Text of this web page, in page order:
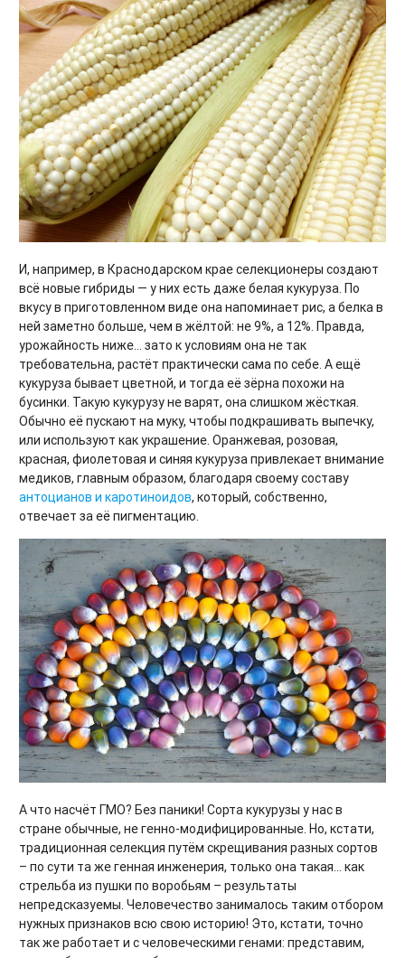
И, например, в Краснодарском крае селекционеры создают
всё новые гибриды — у них есть даже белая кукуруза. По
вкусу в приготовленном виде она напоминает рис, а белка в
ней заметно больше, чем в жёлтой: не 9%, а 12%. Правда,
урожайность ниже... зато к условиям она не так
требовательна, растёт практически сама по себе. А ещё
кукуруза бывает цветной, и тогда её зёрна похожи на
бусинки. Такую кукурузу не варят, она слишком жёсткая.
Обычно её пускают на муку, чтобы подкрашивать выпечку,
или используют как украшение. Оранжевая, розовая,
красная, фиолетовая и синяя кукуруза привлекает внимание
медиков, главным образом, благодаря своему составу
антоцианов и каротиноидов, который, собственно,
отвечает за её пигментацию.
А что насчёт ГМО? Без паники! Сорта кукурузы у нас в
стране обычные, не генно-модифицированные. Но, кстати,
традиционная селекция путём скрещивания разных сортов
– по сути та же генная инженерия, только она такая… как
стрельба из пушки по воробьям – результаты
непредсказуемы. Человечество занималось таким отбором
нужных признаков всю свою историю! Это, кстати, точно
так же работает и с человеческими генами: представим,